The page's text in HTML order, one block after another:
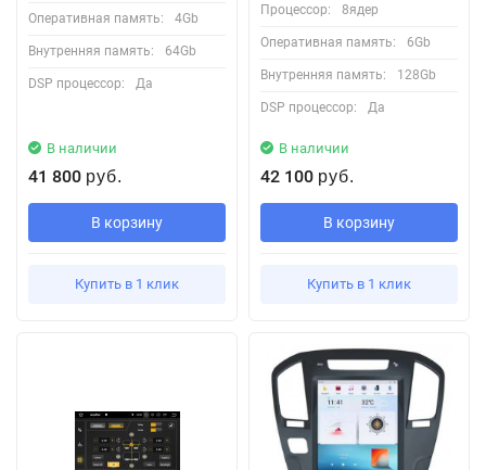
Оперативная память: 4Gb
Внутренняя память: 64Gb
DSP процессор: Да
В наличии
41 800 руб.
В корзину
Купить в 1 клик
Процессор: 8ядер
Оперативная память: 6Gb
Внутренняя память: 128Gb
DSP процессор: Да
В наличии
42 100 руб.
В корзину
Купить в 1 клик